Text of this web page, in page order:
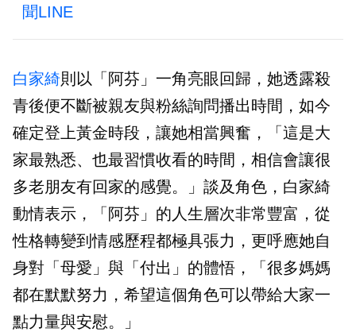
聞LINE
白家綺則以「阿芬」一角亮眼回歸，她透露殺
青後便不斷被親友與粉絲詢問播出時間，如今
確定登上黃金時段，讓她相當興奮，「這是大
家最熟悉、也最習慣收看的時間，相信會讓很
多老朋友有回家的感覺。」談及角色，白家綺
動情表示，「阿芬」的人生層次非常豐富，從
性格轉變到情感歷程都極具張力，更呼應她自
身對「母愛」與「付出」的體悟，「很多媽媽
都在默默努力，希望這個角色可以帶給大家一
點力量與安慰。」